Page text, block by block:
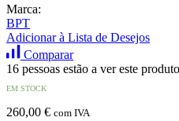
Marca:
BPT
Adicionar à Lista de Desejos
Comparar
16 pessoas estão a ver este
EM STOCK
260,00 € com IVA